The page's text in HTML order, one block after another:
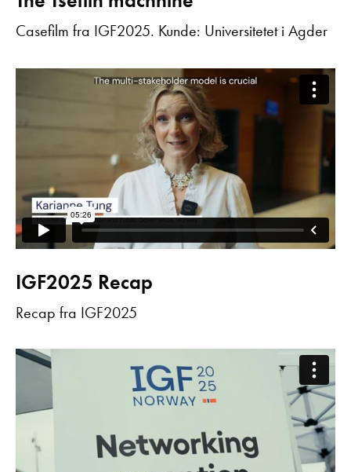
Casefilm fra IGF2025. Kunde: Universitetet i Agder
IGF2025 Recap
Recap fra IGF2025